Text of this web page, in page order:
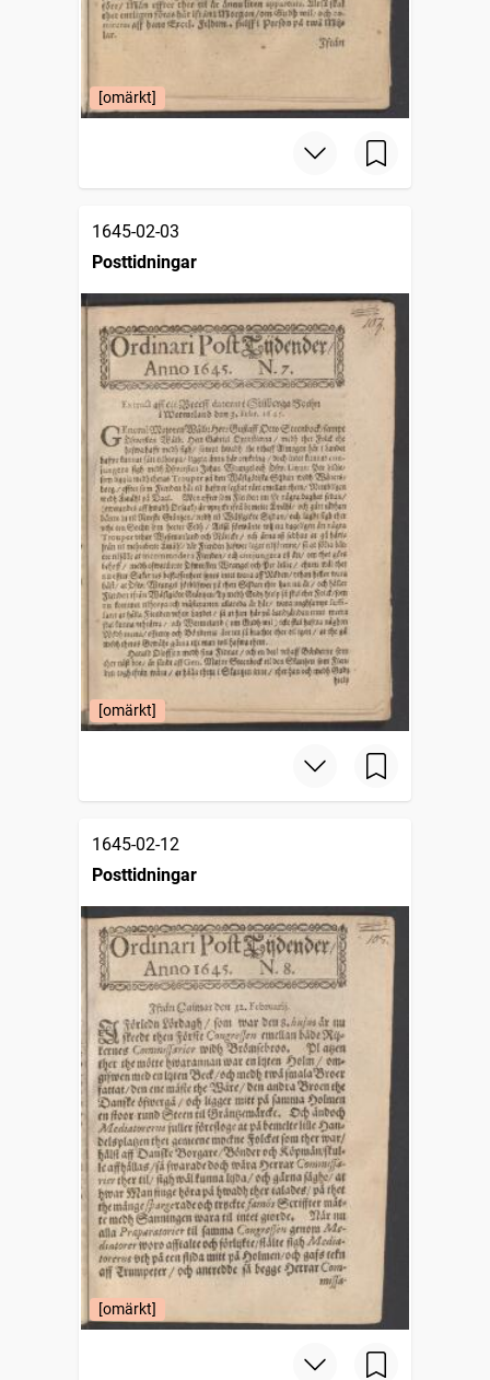
[omärkt]
1645-02-03
Posttidningar
[omärkt]
1645-02-12
Posttidningar
[omärkt]